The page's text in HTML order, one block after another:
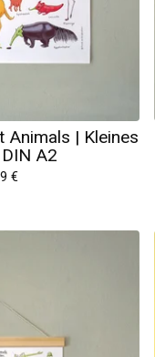
Animals | Kleines
A2
€